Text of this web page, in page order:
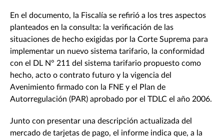
En el documento, la Fiscalía se refirió a los tres aspectos
planteados en la consulta: la verificación de las
situaciones de hecho exigidas por la Corte Suprema para
implementar un nuevo sistema tarifario, la conformidad
con el DL N° 211 del sistema tarifario propuesto como
hecho, acto o contrato futuro y la vigencia del
Avenimiento firmado con la FNE y el Plan de
Autorregulación (PAR) aprobado por el TDLC el año 2006.
Junto con presentar una descripción actualizada del
mercado de tarjetas de pago, el informe indica que, a la